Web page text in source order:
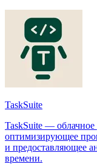
TaskSuite
TaskSuite —
оптимизирующее
и предоставляющее
времени.